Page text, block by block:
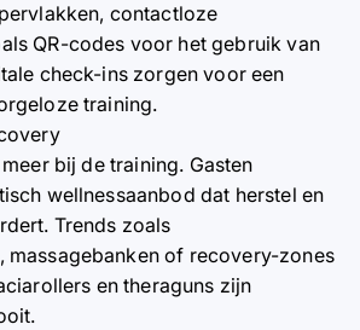
contactloze
QR-codes voor het gebruik van
check-ins zorgen voor een
training.
bij de training. Gasten
wellnessaanbod dat herstel en
Trends zoals
massagebanken of recovery-zones
en theraguns zijn